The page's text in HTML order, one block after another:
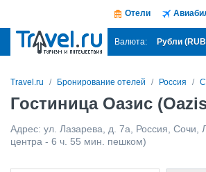
Отели
Валюта: Рубли
Travel.ru Бронирование отелей Россия
Гостиница Оазис
Адрес: ул. Лазарева, д. 7а Россия Сочи
центра - 6 ч. 55 мин. пешком)